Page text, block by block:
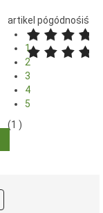
artikel pógódnośiś
1
2
3
4
5
(1 )